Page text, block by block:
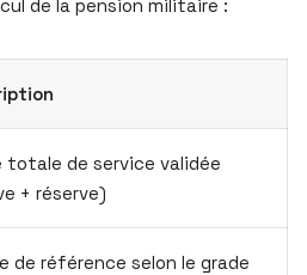
de la pension militaire :
totale de service validée
+ réserve)
de référence selon le grade